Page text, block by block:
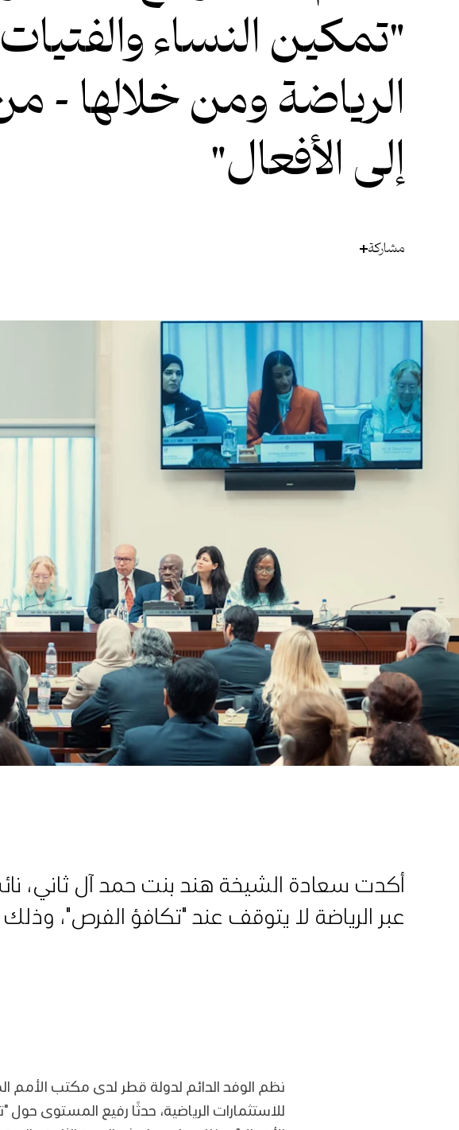
"تمكين النساء
الرياضة ومن خلالها -
إلى الأفعال"
مشاركة
أكدت سعادة الشيخة هند بنت حمد آل ثاني،
عبر الرياضة لا يتوقف عند "تكافؤ الفرص"،
للاستثمارات الرياضية، حدثًا رفيع المستوى